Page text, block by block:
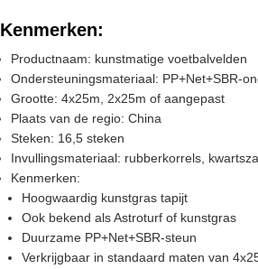
Kenmerken:
Productnaam: kunstmatige voetbalvelden
Ondersteuningsmateriaal: PP+Net+SBR-
Grootte: 4x25m, 2x25m of aangepast
Plaats van de regio: China
Steken: 16,5 steken
Invullingsmateriaal: rubberkorrels,
Kenmerken:
Hoogwaardig kunstgras tapijt
Ook bekend als Astroturf of kunstgras
Duurzame PP+Net+SBR-steun
Verkrijgbaar in standaard maten van